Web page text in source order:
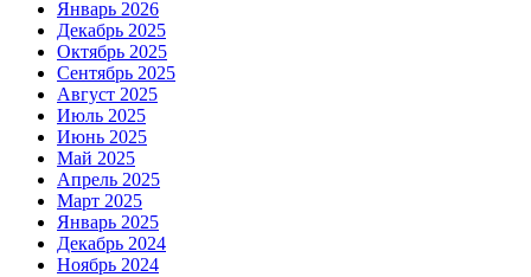
Январь 2026
Декабрь 2025
Октябрь 2025
Сентябрь 2025
Август 2025
Июль 2025
Июнь 2025
Май 2025
Апрель 2025
Март 2025
Январь 2025
Декабрь 2024
Ноябрь 2024